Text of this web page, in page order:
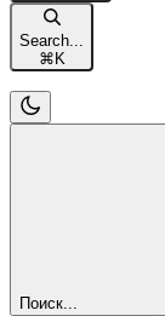
Search...
⌘K
Поиск...